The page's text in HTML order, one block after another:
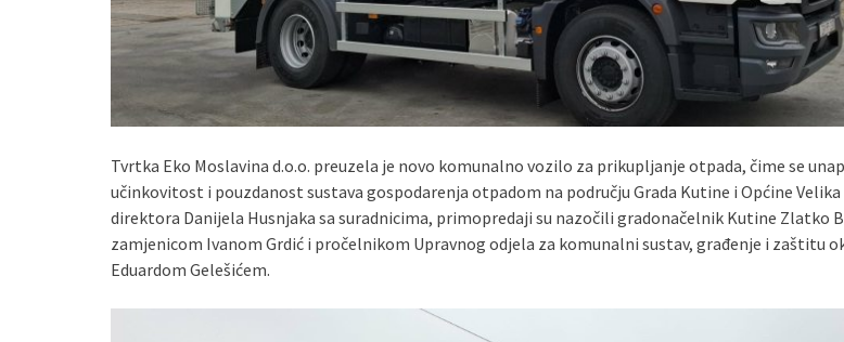
Tvrtka Eko Moslavina d.o.o. preuzela je novo komunalno vozilo za prikupljanje otpada, čime se
učinkovitost i pouzdanost sustava gospodarenja otpadom na području Grada Kutine i Općine Velika
direktora Danijela Husnjaka sa suradnicima, primopredaji su nazočili gradonačelnik Kutine Zlatko
zamjenicom Ivanom Grdić i pročelnikom Upravnog odjela za komunalni sustav, građenje i zaštitu
Eduardom Gelešićem.